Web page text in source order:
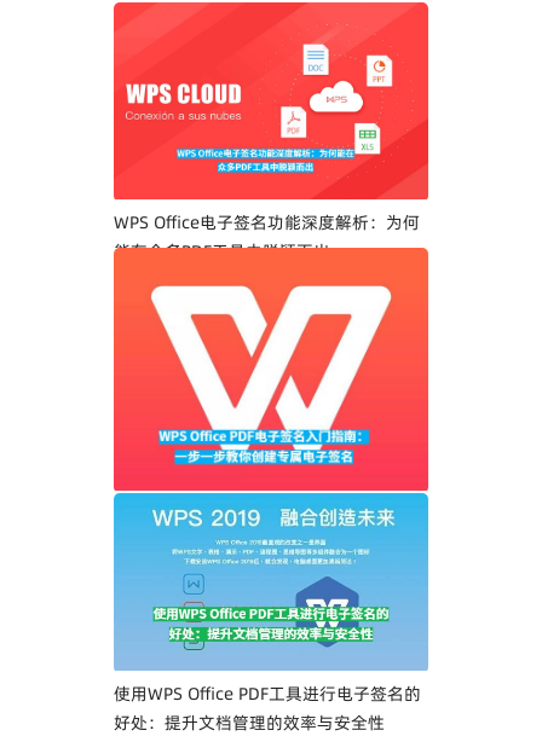
WPS Office电子签名功能深度解析：为何
能在众多PDF工具中脱颖而出
WPS Office PDF电子签名入门指南：一步
一步教你创建专属电子签名
使用WPS Office PDF工具进行电子签名的
好处：提升文档管理的效率与安全性